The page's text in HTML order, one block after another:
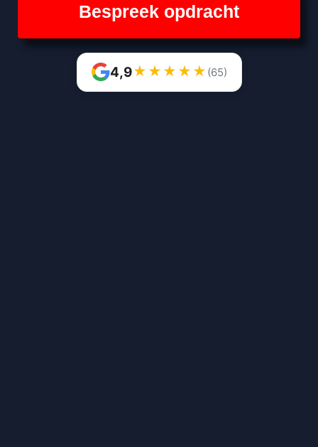
Bespreek opdracht
4,9★ ★ ★ ★ ★ (65)